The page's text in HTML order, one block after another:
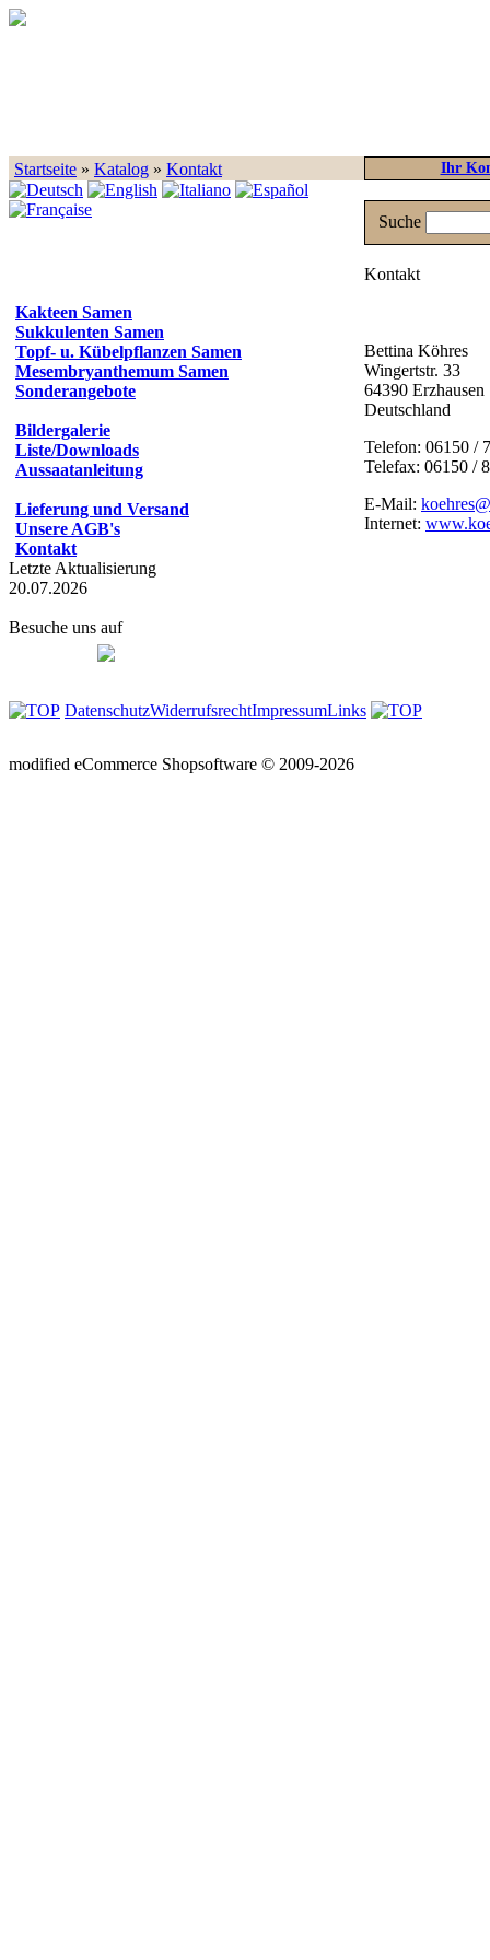
Startseite » Katalog » Kontakt Ihr
Kakteen Samen
Sukkulenten Samen
Topf- u. Kübelpflanzen Samen
Mesembryanthemum Samen
Sonderangebote
Bildergalerie
Liste/Downloads
Aussaatanleitung
Lieferung und Versand
Unsere AGB's
Kontakt
Letzte Aktualisierung
20.07.2026
Besuche uns auf
Suche
Kontakt
Bettina Köhres
Wingertstr. 33
64390 Erzhausen
Deutschland
Telefon: 06150 /
Telefax: 06150 /
E-Mail:
Internet:
DatenschutzWiderrufsrechtImpressumLinks
modified eCommerce Shopsoftware © 2009-2026